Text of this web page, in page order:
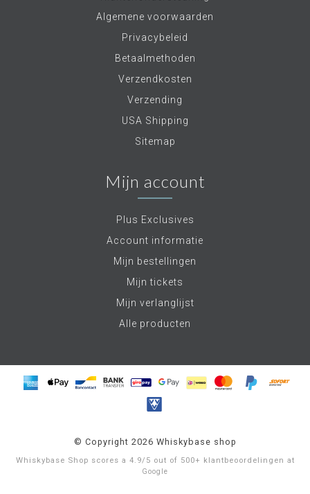
Algemene voorwaarden
Privacybeleid
Betaalmethoden
Verzendkosten
Verzending
USA Shipping
Sitemap
Mijn account
Plus Exclusives
Account informatie
Mijn bestellingen
Mijn tickets
Mijn verlanglijst
Alle producten
© Copyright 2026 Whiskybase shop
Whiskybase Shop scores a 4.9/ 5 out of 500+ klantbeoordelingen at
Google